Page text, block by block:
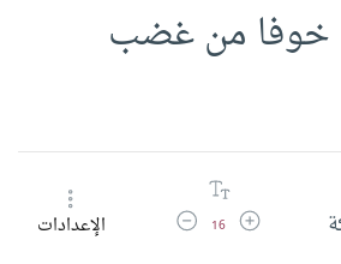
خوفا من غضب
زيادة حجم الخط
16 تقليل حجم الخطالإعدادات